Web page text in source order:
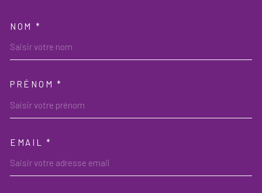
NOM *
PRÉNOM *
EMAIL *